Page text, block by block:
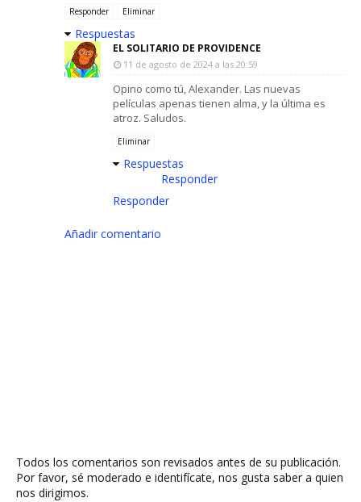
Responder Eliminar
Respuestas
EL SOLITARIO DE PROVIDENCE
11 de agosto de 2024 a las 20:59
Opino como tú, Alexander. Las nuevas
películas apenas tienen alma, y la última es
atroz. Saludos.
Eliminar
Respuestas
Responder
Responder
Añadir comentario
Todos los comentarios son revisados antes de su publicación.
Por favor, sé moderado e identifícate, nos gusta saber a quien
nos dirigimos.